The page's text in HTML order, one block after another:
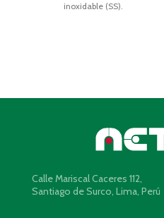
inoxidable (SS).
Calle Mariscal Caceres 112,
Santiago de Surco, Lima, Perú